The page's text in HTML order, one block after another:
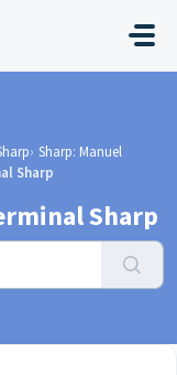
Sharp: Manuel
Sharp
Sharp